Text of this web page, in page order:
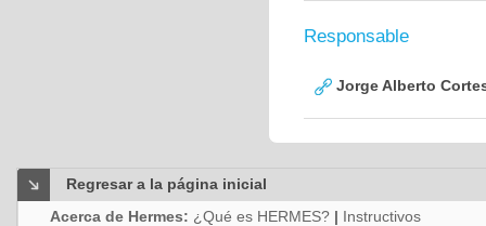
Responsable
Jorge Alberto
Regresar a la página inicial
Acerca de Hermes: ¿Qué es HERMES? | Instructivos